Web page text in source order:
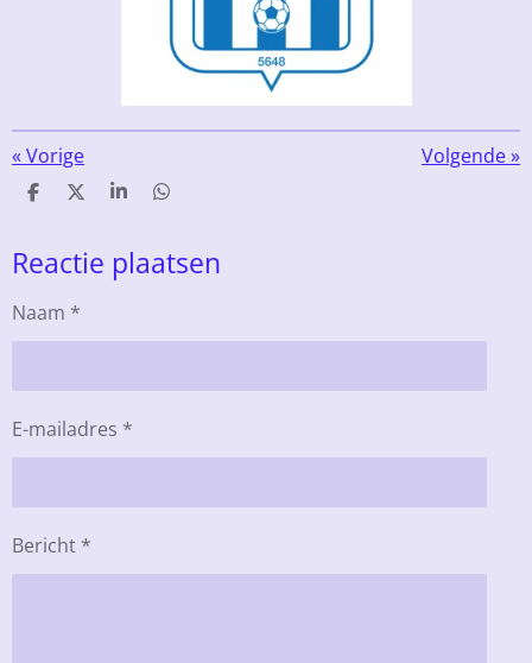
« Vorige Volgende»
D
e
n
D
l
S
r
e
D
e
n
Reactie plaatsen
Naam *
E-mailadres *
Bericht *